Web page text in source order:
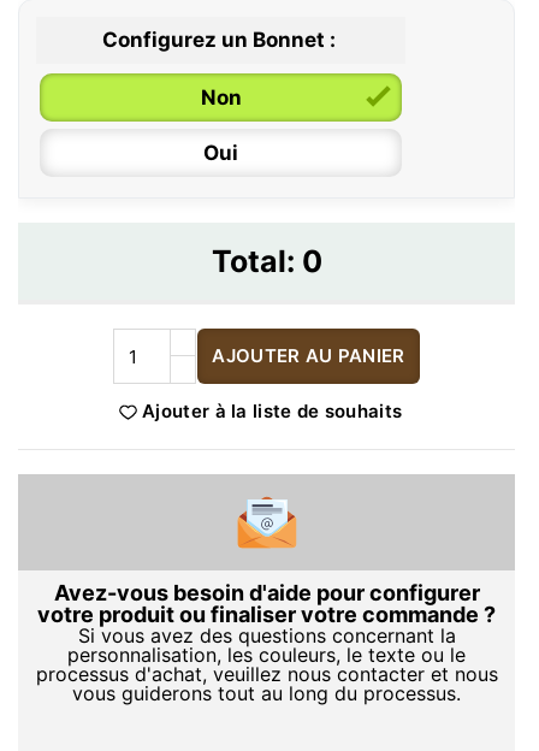
Configurez un Bonnet :
Non
Oui
Total: 0
AJOUTER AU PANIER
Ajouter à la liste de souhaits
Avez-vous besoin d'aide pour configurer
votre produit ou finaliser votre commande ?
Si vous avez des questions concernant la
personnalisation, les couleurs, le texte ou le
processus d'achat, veuillez nous contacter et nous
vous guiderons tout au long du processus.